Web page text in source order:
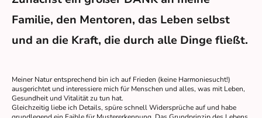
Familie, den Mentoren, das Leben selbst
und an die Kraft, die durch alle Dinge fließt.
Meiner Natur entsprechend bin ich auf Frieden (keine Harmoniesucht!)
ausgerichtet und interessiere mich für Menschen und alles, was mit Leben,
Gesundheit und Vitalität zu tun hat.
Gleichzeitig liebe ich Details, spüre schnell Widersprüche auf und habe